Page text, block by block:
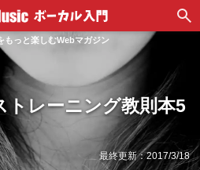
もっと楽しむWebマガジン
トレーニング教則本5
最終更新：2017/3/18